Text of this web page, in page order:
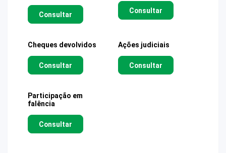
Consultar Consultar
Cheques devolvidos
Consultar
Ações judiciais
Consultar
Participação em
falência
Consultar